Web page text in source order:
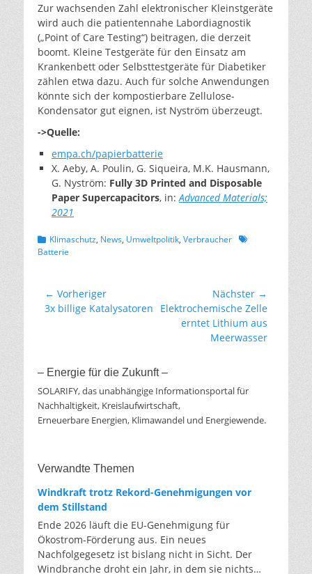
Zur wachsenden Zahl elektronischer Kleinstgeräte
wird auch die patientennahe Labordiagnostik
(„Point of Care Testing“) beitragen, die derzeit
boomt. Kleine Testgeräte für den Einsatz am
Krankenbett oder Selbsttestgeräte für Diabetiker
zählen etwa dazu. Auch für solche Anwendungen
könnte sich der kompostierbare Zellulose-
Kondensator gut eignen, ist Nyström überzeugt.
->Quelle:
empa.ch/papierbatterie
X. Aeby, A. Poulin, G. Siqueira, M.K. Hausmann,
G. Nyström: Fully 3D Printed and Disposable
Paper Supercapacitors, in: Advanced Materials;
2021
Kategorien
Klimaschutz, News, Umweltpolitik, Verbraucher Schlagworte
Batterie
Beitragsnavigation
← Vorheriger
Vorheriger
3x billige Katalysatoren
Nächster →
Nächster
Beitrag:
Elektrochemische Zelle
erntet Lithium aus
Meerwasser
– Energie für die Zukunft –
SOLARIFY, das unabhängige Informationsportal für
Nachhaltigkeit, Kreislaufwirtschaft,
Erneuerbare Energien, Klimawandel und Energiewende.
Verwandte Themen
Windkraft trotz Rekord-Genehmigungen vor
dem Stillstand
Ende 2026 läuft die EU-Genehmigung für
Ökostrom-Förderung aus. Ein neues
Nachfolgegesetz ist bislang nicht in Sicht. Der
Windbranche droht ein Jahr, in dem sie nichts